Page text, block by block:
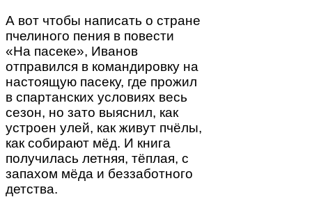
А вот чтобы написать о стране
пчелиного пения в повести
«На пасеке», Иванов
отправился в командировку на
настоящую пасеку, где прожил
в спартанских условиях весь
сезон, но зато выяснил, как
устроен улей, как живут пчёлы,
как собирают мёд. И книга
получилась летняя, тёплая, с
запахом мёда и беззаботного
детства.